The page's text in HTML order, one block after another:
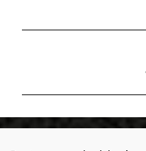
n